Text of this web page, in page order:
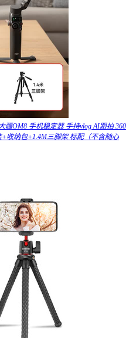
疆OM8 手机稳定器 手持vlog AI跟拍 360
收纳包+1.4M三脚架 标配（不含随心